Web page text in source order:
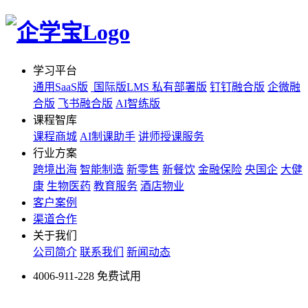
学习平台
通用SaaS版
国际版LMS 私有部署版 钉钉融合版 企微融
合版 飞书融合版 AI智练版
课程智库
课程商城 AI制课助手 讲师授课服务
行业方案
跨境出海 智能制造 新零售 新餐饮 金融保险 央国企 大健
康 生物医药 教育服务 酒店物业
客户案例
渠道合作
关于我们
公司简介 联系我们 新闻动态
4006-911-228 免费试用